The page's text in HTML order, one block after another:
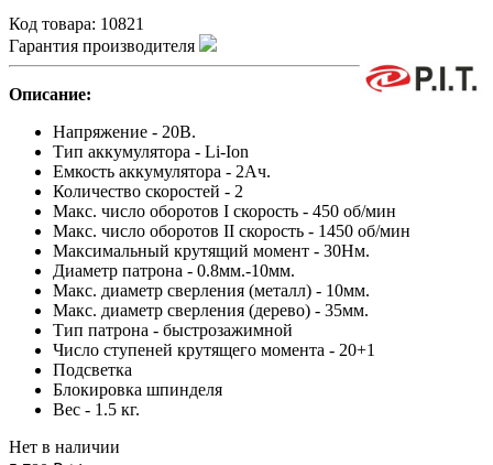
Код товара: 10821
Гарантия производителя
Описание:
Напряжение - 20В.
Тип аккумулятора - Li-Ion
Емкость аккумулятора - 2Ач.
Количество скоростей - 2
Макс. число оборотов I скорость - 450 об/мин
Макс. число оборотов II скорость - 1450 об/мин
Максимальный крутящий момент - 30Нм.
Диаметр патрона - 0.8мм.-10мм.
Макс. диаметр сверления (металл) - 10мм.
Макс. диаметр сверления (дерево) - 35мм.
Тип патрона - быстрозажимной
Число ступеней крутящего момента - 20+1
Подсветка
Блокировка шпинделя
Вес - 1.5 кг.
Нет в наличии